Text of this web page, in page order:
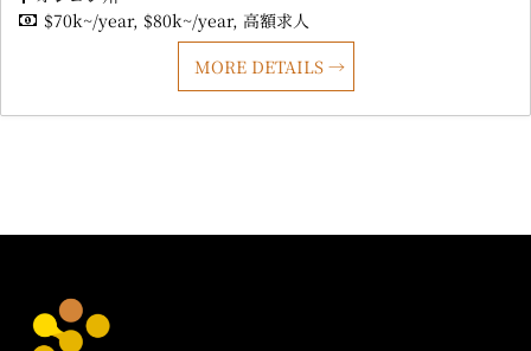
$70k~/year $80k~/year 高額求人
MORE DETAILS